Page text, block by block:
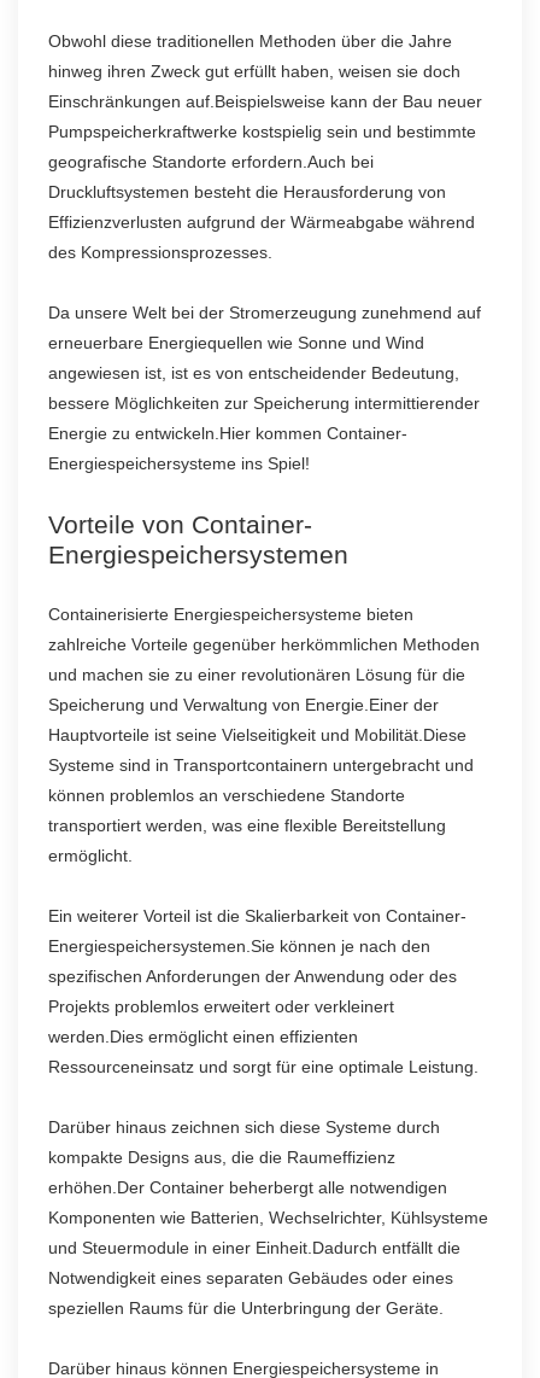
Obwohl diese traditionellen Methoden über die Jahre
hinweg ihren Zweck gut erfüllt haben, weisen sie doch
Einschränkungen auf.Beispielsweise kann der Bau neuer
Pumpspeicherkraftwerke kostspielig sein und bestimmte
geografische Standorte erfordern.Auch bei
Druckluftsystemen besteht die Herausforderung von
Effizienzverlusten aufgrund der Wärmeabgabe während
des Kompressionsprozesses.
Da unsere Welt bei der Stromerzeugung zunehmend auf
erneuerbare Energiequellen wie Sonne und Wind
angewiesen ist, ist es von entscheidender Bedeutung,
bessere Möglichkeiten zur Speicherung intermittierender
Energie zu entwickeln.Hier kommen Container-
Energiespeichersysteme ins Spiel!
Vorteile von Container-
Energiespeichersystemen
Containerisierte Energiespeichersysteme bieten
zahlreiche Vorteile gegenüber herkömmlichen Methoden
und machen sie zu einer revolutionären Lösung für die
Speicherung und Verwaltung von Energie.Einer der
Hauptvorteile ist seine Vielseitigkeit und Mobilität.Diese
Systeme sind in Transportcontainern untergebracht und
können problemlos an verschiedene Standorte
transportiert werden, was eine flexible Bereitstellung
ermöglicht.
Ein weiterer Vorteil ist die Skalierbarkeit von Container-
Energiespeichersystemen.Sie können je nach den
spezifischen Anforderungen der Anwendung oder des
Projekts problemlos erweitert oder verkleinert
werden.Dies ermöglicht einen effizienten
Ressourceneinsatz und sorgt für eine optimale Leistung.
Darüber hinaus zeichnen sich diese Systeme durch
kompakte Designs aus, die die Raumeffizienz
erhöhen.Der Container beherbergt alle notwendigen
Komponenten wie Batterien, Wechselrichter, Kühlsysteme
und Steuermodule in einer Einheit.Dadurch entfällt die
Notwendigkeit eines separaten Gebäudes oder eines
speziellen Raums für die Unterbringung der Geräte.
Darüber hinaus können Energiespeichersysteme in